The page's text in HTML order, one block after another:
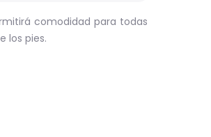
comodidad para todas
los pies.